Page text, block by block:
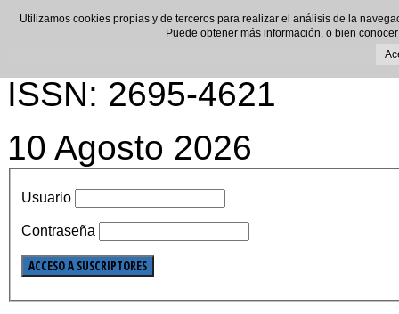
ISSN: 2695-4621
10 Agosto 2026
Usuario
Contraseña
Utilizamos cookies propias y de terceros para realizar el análisis de la
Puede obtener más información, o bien